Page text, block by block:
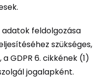
feldolgozása
szükséges,
GDPR 6. cikkének (1)
jogalapként.